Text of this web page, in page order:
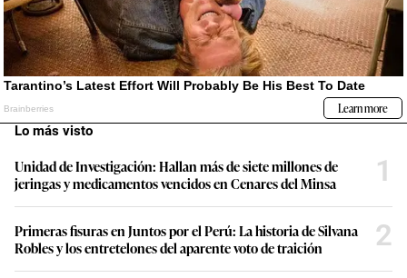
Lo más visto
Unidad de Investigación: Hallan más de siete millones de
jeringas y medicamentos vencidos en Cenares del Minsa
1
Primeras fisuras en Juntos por el Perú: La historia de Silvana
Robles y los entretelones del aparente voto de traición
2